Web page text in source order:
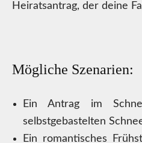
Heiratsantrag, der deine
Mögliche Szenarien:
Ein Antrag im
selbstgebastelten
Ein romantisches